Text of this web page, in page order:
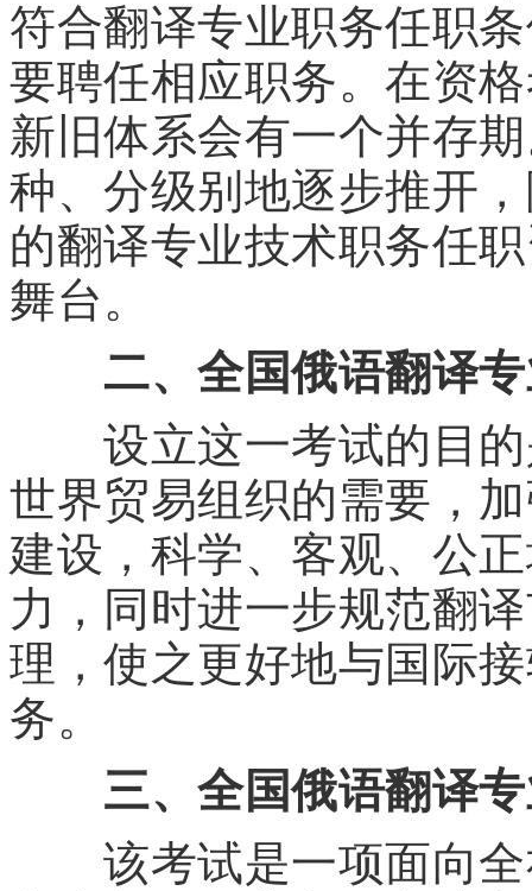
符合翻译专业职务任职
要聘任相应职务。在资
新旧体系会有一个并存
种、分级别地逐步推开
的翻译专业技术职务任
舞台。
二、全国俄语翻译
设立这一考试的目的
世界贸易组织的需要，
建设，科学、客观、公
力，同时进一步规范翻
理，使之更好地与国际
务。
三、全国俄语翻译
该考试是一项面向全